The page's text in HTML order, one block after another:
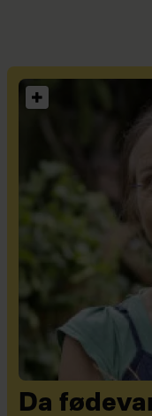
Da